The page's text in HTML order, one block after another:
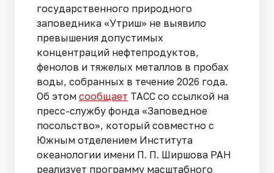
государственного природного
заповедника «Утриш» не выявило
превышения допустимых
концентраций нефтепродуктов,
фенолов и тяжелых металлов в пробах
воды, собранных в течение 2026 года.
Об этом сообщает ТАСС со ссылкой на
пресс-службу фонда «Заповедное
посольство», который совместно с
Южным отделением Института
океанологии имени П. П. Ширшова РАН
реализует программу масштабного